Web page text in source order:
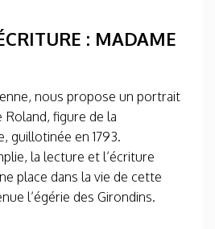
: MADAME
nous propose un portrait
Roland, figure de la
guillotinée en 1793.
la lecture et l’écriture
place dans la vie de cette
l’égérie des Girondins.